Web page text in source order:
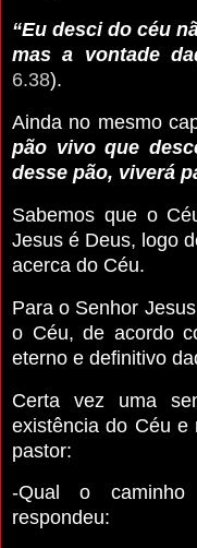
“Eu desci do céu
mas a vontade
6.38).
Ainda no mesmo
pão vivo que
desse pão, viverá
Sabemos que o
Jesus é Deus, logo
acerca do Céu.
Para o Senhor
o Céu, de acordo
eterno e definitivo
Certa vez uma
existência do Céu e
pastor:
-Qual o
respondeu: